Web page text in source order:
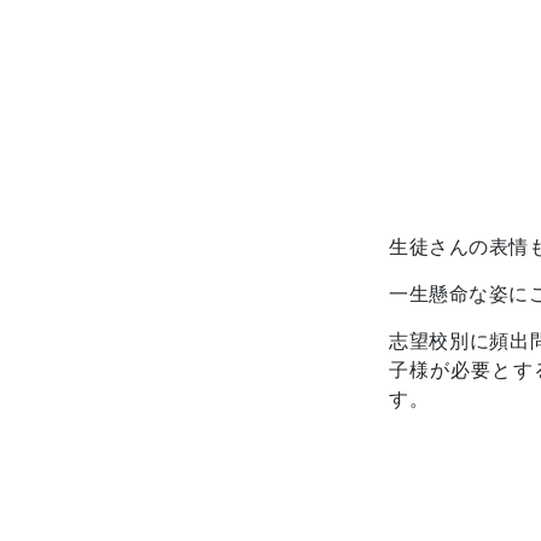
生徒さんの表情
一生懸命な姿に
志望校別に頻出
子様が必要とす
す。